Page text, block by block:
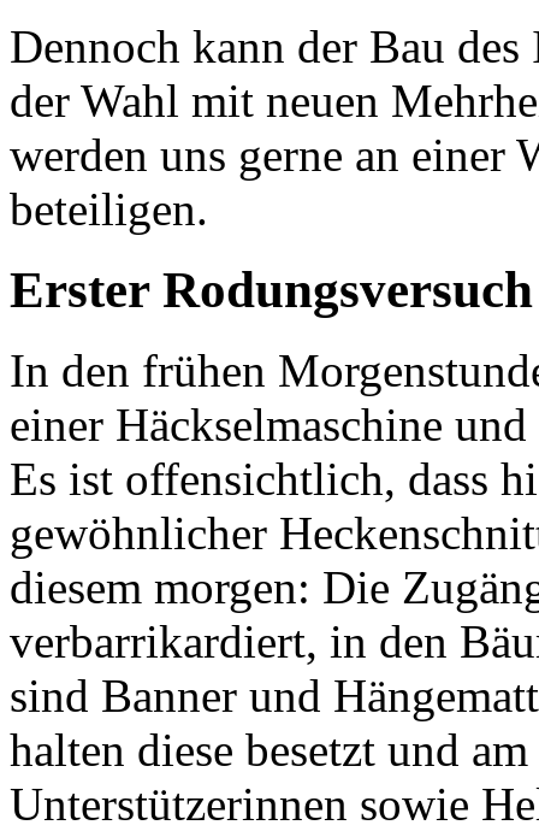
Dennoch kann der Bau
der Wahl mit neuen
werden uns gerne an einer
beteiligen.
Erster
In den frühen
einer Häckselmaschine
Es ist offensichtlich, dass
gewöhnlicher
diesem morgen: Die
verbarrikardiert, in den
sind Banner und
halten diese besetzt und
Unterstützerinnen sowie